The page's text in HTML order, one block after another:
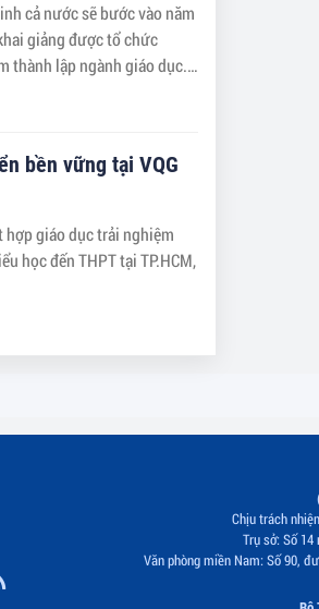
cả nước sẽ bước vào năm
giảng được tổ chức
thành lập ngành giáo dục.
mình mạnh mẽ với tinh
bền vững tại VQG
giáo dục trải nghiệm
học đến THPT tại TP.HCM,
Chịu trách
Trụ sở: Số 14
Văn phòng miền Nam: Số 90,